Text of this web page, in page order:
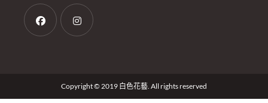
Copyright © 2019 白色花藝. All rights reserved